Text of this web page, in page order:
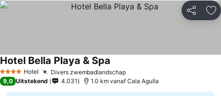
Delen
4 SterrenHotel Divers zwembadlandschap
Hotel Bella Playa & Spa
9,0 Uitstekend 4.031 1.0 km vanaf Cala Agulla